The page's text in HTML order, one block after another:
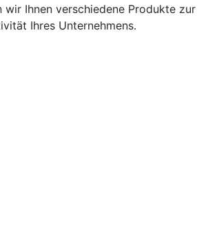
wir Ihnen verschiedene Produkte zur
Ihres Unternehmens.